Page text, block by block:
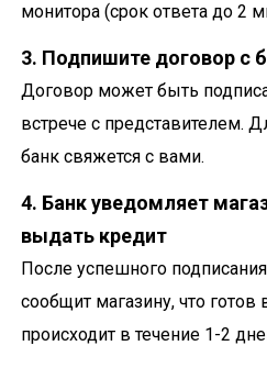
монитора (срок ответа до 2
3. Подпишите договор с
Договор может быть
встрече с представителем.
банк свяжется с вами.
4. Банк уведомляет
выдать кредит
После успешного
сообщит магазину, что
происходит в течение 1-2